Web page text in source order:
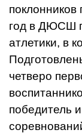
поклонников
год в ДЮСШ
атлетики, в
четверо
победитель